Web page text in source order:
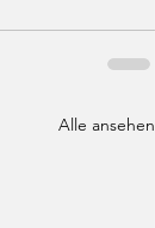
Alle ansehen